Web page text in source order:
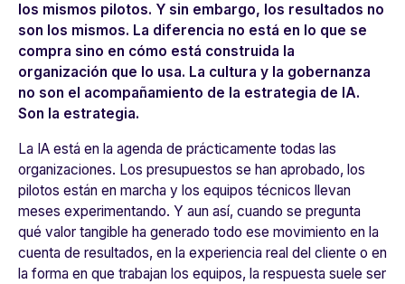
los mismos pilotos. Y sin embargo, los resultados no
son los mismos. La diferencia no está en lo que se
compra sino en cómo está construida la
organización que lo usa. La cultura y la gobernanza
no son el acompañamiento de la estrategia de IA.
Son la estrategia.
La IA está en la agenda de prácticamente todas las
organizaciones. Los presupuestos se han aprobado, los
pilotos están en marcha y los equipos técnicos llevan
meses experimentando. Y aun así, cuando se pregunta
qué valor tangible ha generado todo ese movimiento en la
cuenta de resultados, en la experiencia real del cliente o en
la forma en que trabajan los equipos, la respuesta suele ser